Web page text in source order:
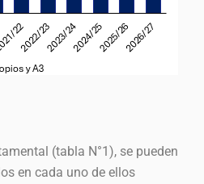
(tabla N°1), se pueden
en cada uno de ellos